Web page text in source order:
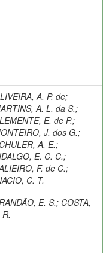
A. P. de;
A. L. da S.;
E. de P.;
J. dos G.;
A. E.;
E. C. C.;
F. de C.;
C. T.
E. S.; COSTA,